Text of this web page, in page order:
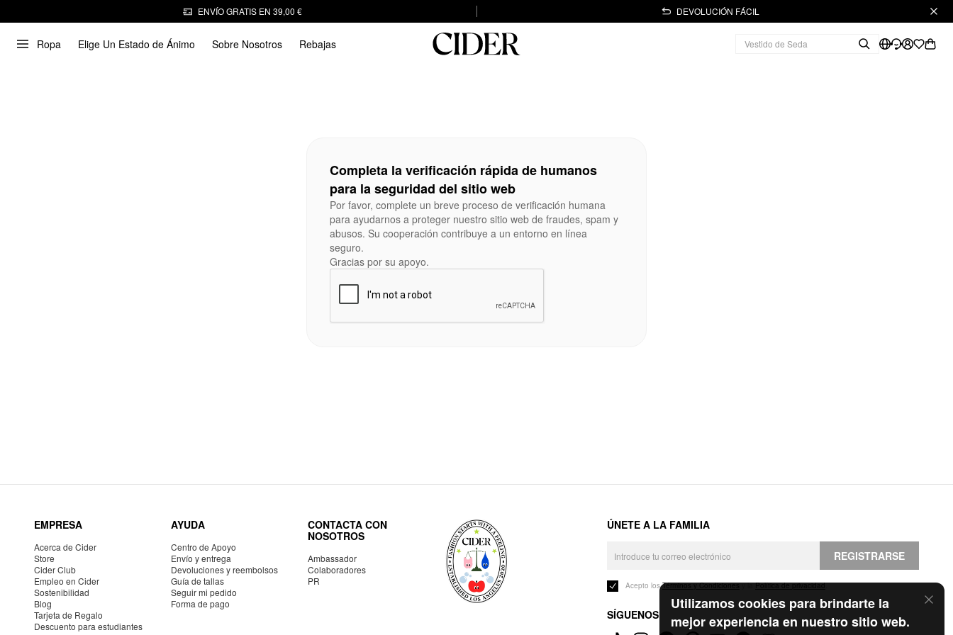
ENVÍO GRATIS EN 39,00 € DEVOLUCIÓN FÁCIL
Ropa Elige Un Estado de Ánimo Sobre Nosotros Rebajas
Utilizamos cookies para brindarte la
mejor experiencia en nuestro sitio web.
Completa la verificación rápida de humanos
para la seguridad del sitio web
Por favor, complete un breve proceso de verificación humana
para ayudarnos a proteger nuestro sitio web de fraudes, spam y
abusos. Su cooperación contribuye a un entorno en línea
seguro.
Gracias por su apoyo.
EMPRESA
Acerca de Cider
Store
Cider Club
Empleo en Cider
Sostenibilidad
Blog
Tarjeta de Regalo
Descuento para estudiantes
AYUDA
Centro de Apoyo
Envío y entrega
Devoluciones y reembolsos
Guía de tallas
Seguir mi pedido
Forma de pago
CONTACTA CON
NOSOTROS
Ambassador
Colaboradores
PR
ÚNETE A LA FAMILIA
REGISTRARSE
Acepto losTérminos y Condicionesy laPolítica de privacidad.
SÍGUENOS